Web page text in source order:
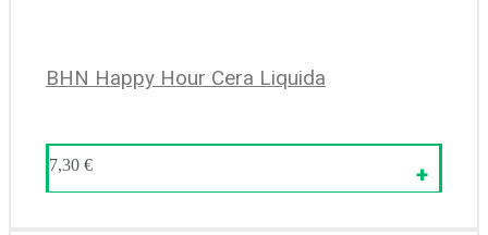
BHN Happy Hour Cera Liquida
7,30 €